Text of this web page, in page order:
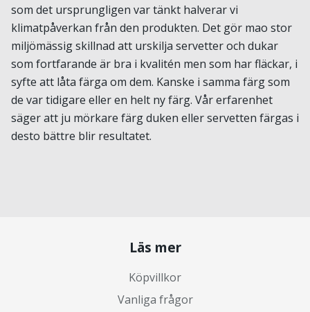
som det ursprungligen var tänkt halverar vi
klimatpåverkan från den produkten. Det gör mao stor
miljömässig skillnad att urskilja servetter och dukar
som fortfarande är bra i kvalitén men som har fläckar, i
syfte att låta färga om dem. Kanske i samma färg som
de var tidigare eller en helt ny färg. Vår erfarenhet
säger att ju mörkare färg duken eller servetten färgas i
desto bättre blir resultatet.
Läs mer
Köpvillkor
Vanliga frågor